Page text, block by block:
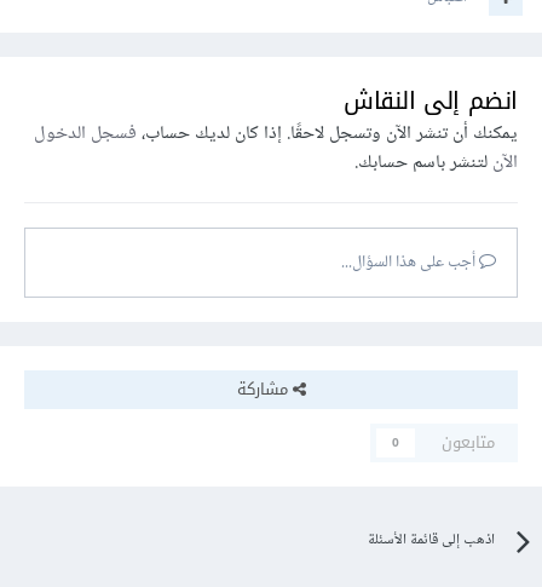
انضم إلى النقاش
يمكنك أن تنشر الآن وتسجل لاحقًا. إذا كان لديك حساب،فسجل الدخول
الآنلتنشر باسم حسابك.
أجب على هذا السؤال...
مشاركة
متابعون
0
اذهب إلى قائمة الأسئلة